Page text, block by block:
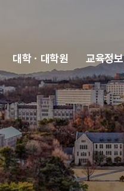
대학ㆍ대학원 교육정보